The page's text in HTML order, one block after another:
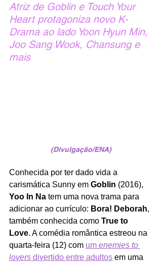
Atriz de Goblin e Touch Your
Heart protagoniza novo K-
Drama ao lado Yoon Hyun Min,
Joo Sang Wook, Chansung e
mais
(Divulgação/ENA)
Conhecida por ter dado vida a
carismática Sunny em Goblin (2016),
Yoo In Na tem uma nova trama para
adicionar ao currículo: Bora! Deborah,
também conhecida como True to
Love. A comédia romântica estreou na
quarta-feira (12) com um enemies to
lovers divertido entre adultos em uma